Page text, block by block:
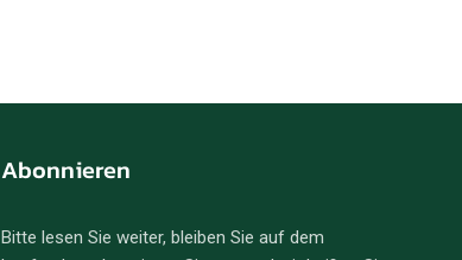
Abonnieren
Bitte lesen Sie weiter, bleiben Sie auf dem